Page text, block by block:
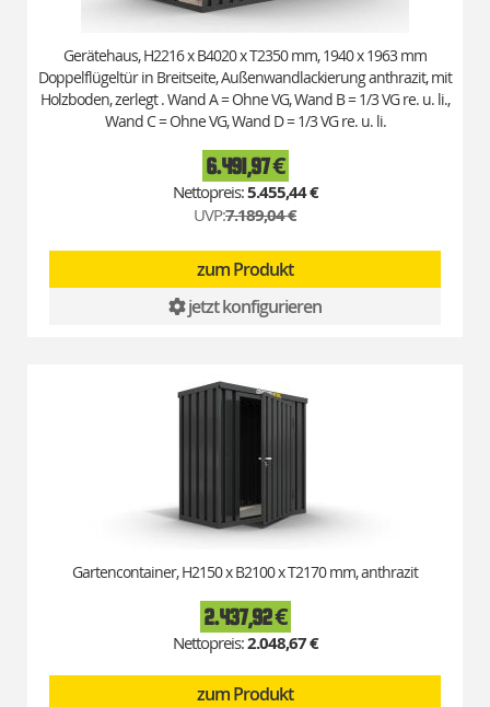
Gerätehaus, H2216 x B4020 x T2350 mm, 1940 x 1963 mm
Doppelflügeltür in Breitseite, Außenwandlackierung anthrazit, mit
Holzboden, zerlegt . Wand A = Ohne VG, Wand B = 1/3 VG re. u. li.,
Wand C = Ohne VG, Wand D = 1/3 VG re. u. li.
Special
Price
6.491,97 €
5.455,44 €
UVP:7.189,04 €
zum Produkt
jetzt konfigurieren
Gartencontainer, H2150 x B2100 x T2170 mm, anthrazit
2.437,92 €
2.048,67 €
zum Produkt